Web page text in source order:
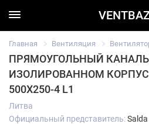
Главная Вентиляция
ПРЯМОУГОЛЬНЫЙ
ИЗОЛИРОВАННОМ КОРПУСЕ
500X250-4 L1
Литва
Официальный представитель:Salda